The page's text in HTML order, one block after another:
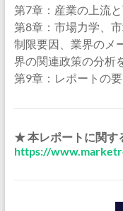
第7章：産業の上流
第8章：市場力学、
制限要因、業界のメ
界の関連政策の分析
第9章：レポートの要
★ 本レポートに関す
https://